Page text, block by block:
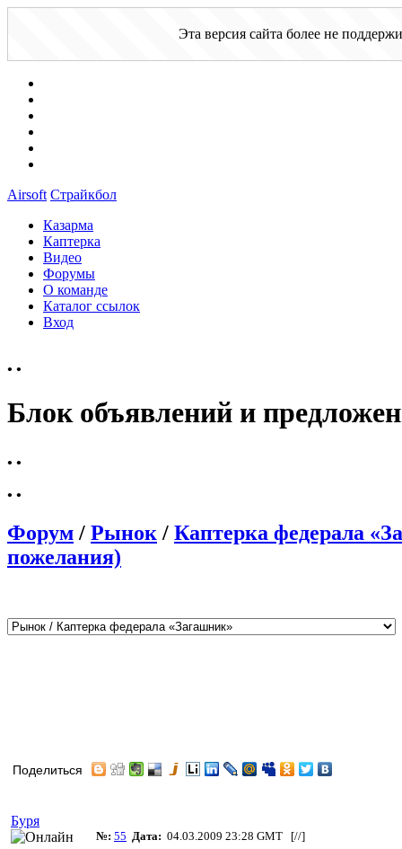
Эта версия сайта более не
Airsoft Страйкбол
Казарма
Каптерка
Видео
Форумы
О команде
Каталог ссылок
Вход
• •
Блок объявлений и
• •
• •
Форум / Рынок / Каптерка федерала
пожелания)
Поделиться
Буря
№: 55 Дата: 04.03.2009 23:28 GMT [//]